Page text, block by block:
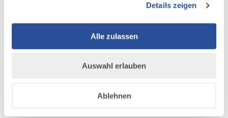
Details zeigen
Alle zulassen
Auswahl erlauben
Ablehnen